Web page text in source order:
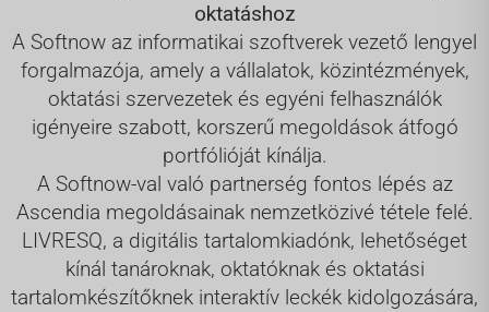
oktatáshoz
A Softnow az informatikai szoftverek vezető lengyel
forgalmazója, amely a vállalatok, közintézmények,
oktatási szervezetek és egyéni felhasználók
igényeire szabott, korszerű megoldások átfogó
portfólióját kínálja.
A Softnow-val való partnerség fontos lépés az
Ascendia megoldásainak nemzetközivé tétele felé.
LIVRESQ, a digitális tartalomkiadónk, lehetőséget
kínál tanároknak, oktatóknak és oktatási
tartalomkészítőknek interaktív leckék kidolgozására,